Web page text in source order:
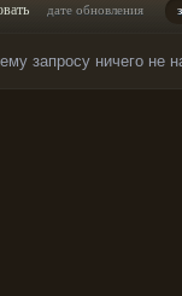
дате обновления
запросу ничего не